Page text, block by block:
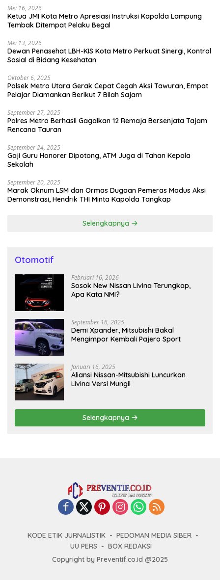
Mei 16, 2026
Ketua JMI Kota Metro Apresiasi Instruksi Kapolda Lampung
Tembak Ditempat Pelaku Begal
Mei 13, 2026
Dewan Penasehat LBH-KIS Kota Metro Perkuat Sinergi, Kontrol
Sosial di Bidang Kesehatan
Oktober 6, 2025
Polsek Metro Utara Gerak Cepat Cegah Aksi Tawuran, Empat
Pelajar Diamankan Berikut 7 Bilah Sajam
September 27, 2025
Polres Metro Berhasil Gagalkan 12 Remaja Bersenjata Tajam
Rencana Tauran
September 24, 2025
Gaji Guru Honorer Dipotong, ATM Juga di Tahan Kepala
Sekolah
September 20, 2025
Marak Oknum LSM dan Ormas Dugaan Pemeras Modus Aksi
Demonstrasi, Hendrik THI Minta Kapolda Tangkap
Selengkapnya
Otomotif
Februari 16, 2026
Sosok New Nissan Livina Terungkap,
Apa Kata NMI?
September 16, 2025
Demi Xpander, Mitsubishi Bakal
Mengimpor Kembali Pajero Sport
Januari 16, 2025
Aliansi Nissan-Mitsubishi Luncurkan
Livina Versi Mungil
Selengkapnya
KODE ETIK JURNALISTIK
PEDOMAN MEDIA SIBER
UU PERS
BOX REDAKSI
Copyright by Preventif.co.id @2025